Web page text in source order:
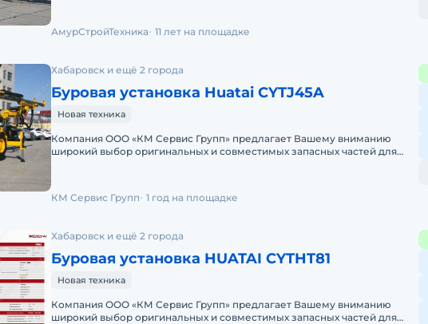
АмурСтройТехника 11 лет на площадке
Хабаровск и ещё 2 города
Буровая установка Huatai CYTJ45A
Новая техника
Компания ООО «КМ Сервис Групп» предлагает Вашему вниманию
широкий выбор оригинальных и совместимых запасных частей для
КМ Сервис Групп 1 год на площадке
Хабаровск и ещё 2 города
Буровая установка HUATAI CYTHT81
Новая техника
Компания ООО «КМ Сервис Групп» предлагает Вашему вниманию
широкий выбор оригинальных и совместимых запасных частей для